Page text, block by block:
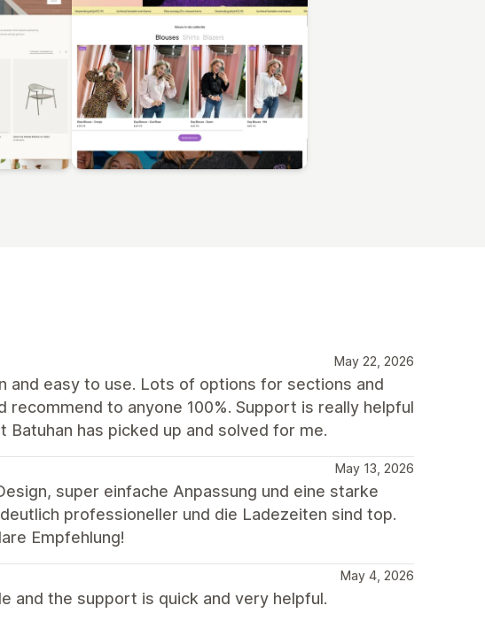
May 22, 2026
and easy to use. Lots of options for sections and
recommend to anyone 100%. Support is really helpful
has picked up and solved for me.
May 13, 2026
super einfache Anpassung und eine starke
professioneller und die Ladezeiten sind top.
Empfehlung!
May 4, 2026
and the support is quick and very helpful.